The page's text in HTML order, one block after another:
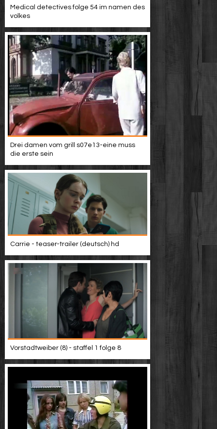
Medical detectives folge 54 im namen des
volkes
Drei damen vom grill s07e13-eine muss
die erste sein
Carrie - teaser-trailer (deutsch) hd
Vorstadtweiber (8) - staffel 1 folge 8